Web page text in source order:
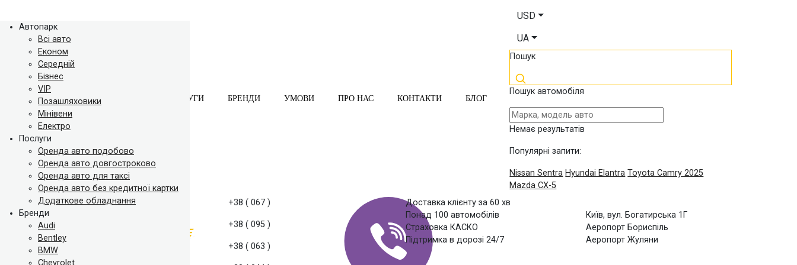
АВТОПАРК ПОСЛУГИ БРЕНДИ УМОВИ ПРО НАС КОНТАКТИ БЛОГ
Автопарк
Всі авто
Економ
Середній
Бізнес
VIP
Позашляховики
Мінівени
Електро
Послуги
Оренда авто подобово
Оренда авто довгостроково
Оренда авто для таксі
Оренда авто без кредитної картки
Додаткове обладнання
Бренди
Audi
Bentley
BMW
Chevrolet
USD
UA
Пошук
Пошук автомобіля
Немає результатів
Популярні запити:
Nissan Sentra Hyundai Elantra Toyota Camry 2025
Mazda CX-5
+38 ( 067 )
+38 ( 095 )
+38 ( 063 )
Доставка клієнту за 60 хв
Понад 100 автомобілів
Страховка КАСКО
Підтримка в дорозі 24/7
Київ, вул. Богатирська 1Г
Аеропорт Бориспіль
Аеропорт Жуляни